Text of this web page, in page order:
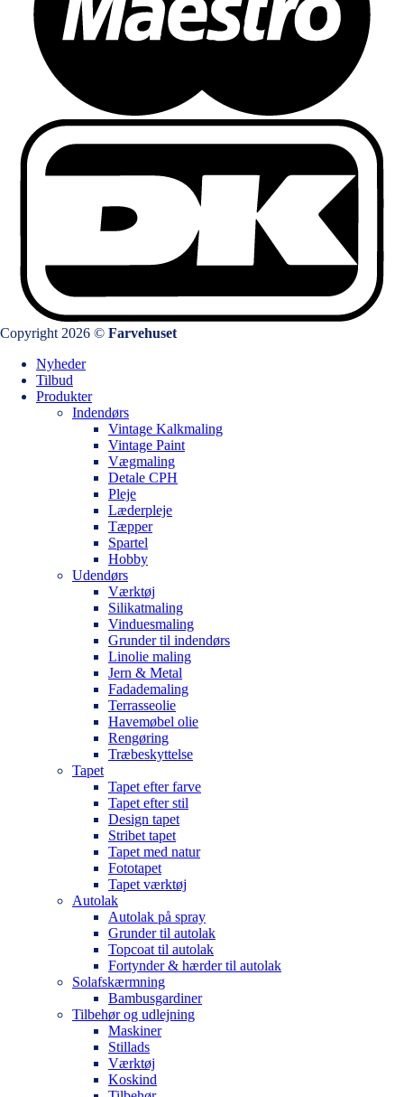
Copyright 2026 © Farvehuset
Nyheder
Tilbud
Produkter
Indendørs
Vintage Kalkmaling
Vintage Paint
Vægmaling
Detale CPH
Pleje
Læderpleje
Tæpper
Spartel
Hobby
Udendørs
Værktøj
Silikatmaling
Vinduesmaling
Grunder til indendørs
Linolie maling
Jern & Metal
Fadademaling
Terrasseolie
Havemøbel olie
Rengøring
Træbeskyttelse
Tapet
Tapet efter farve
Tapet efter stil
Design tapet
Stribet tapet
Tapet med natur
Fototapet
Tapet værktøj
Autolak
Autolak på spray
Grunder til autolak
Topcoat til autolak
Fortynder & hærder til autolak
Solafskærmning
Bambusgardiner
Tilbehør og udlejning
Maskiner
Stillads
Værktøj
Koskind